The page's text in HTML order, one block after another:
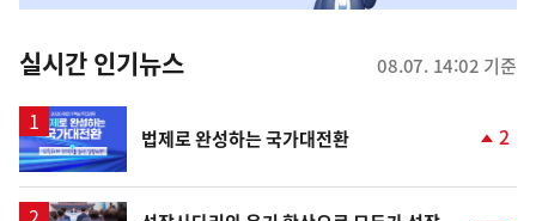
뉴
스
실시간 인기뉴스 08.07. 14:02 기준
법제로 완성하는 국가대전환
상
2